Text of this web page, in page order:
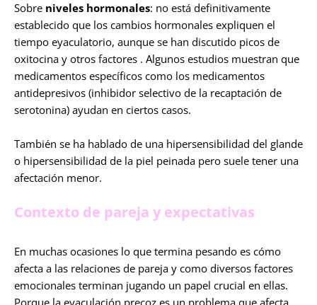
Sobre niveles hormonales: no está definitivamente
establecido que los cambios hormonales expliquen el
tiempo eyaculatorio, aunque se han discutido picos de
oxitocina y otros factores . Algunos estudios muestran que
medicamentos específicos como los medicamentos
antidepresivos (inhibidor selectivo de la recaptación de
serotonina) ayudan en ciertos casos.
También se ha hablado de una hipersensibilidad del glande
o hipersensibilidad de la piel peinada pero suele tener una
afectación menor.
Contexto de pareja y expectativas
En muchas ocasiones lo que termina pesando es cómo
afecta a las relaciones de pareja y como diversos factores
emocionales terminan jugando un papel crucial en ellas.
Porque la eyaculación precoz es un problema que afecta